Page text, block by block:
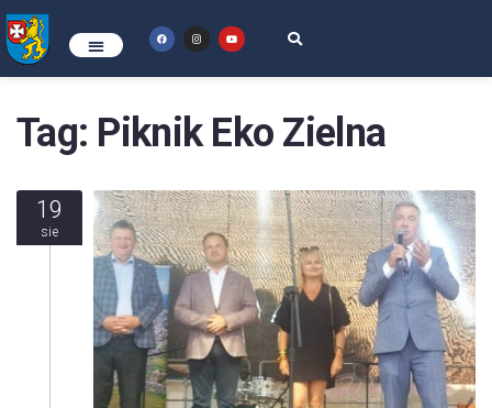
Tag: Piknik Eko Zielna
19
sie